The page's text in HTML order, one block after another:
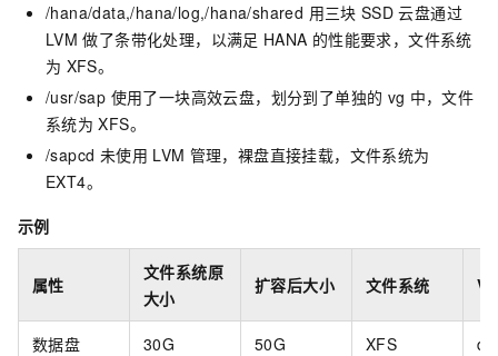
/hana/data,/hana/log,/hana/shared 用三块 SSD 云盘通过
LVM 做了条带化处理，以满足 HANA 的性能要求，文件系统
为 XFS。
/usr/sap 使用了一块高效云盘，划分到了单独的 vg 中，文件
系统为 XFS。
/sapcd 未使用 LVM 管理，裸盘直接挂载，文件系统为
EXT4。
示例
属性
文件系统原
大小
扩容后大小 文件系统 VG
数据盘 30G 50G XFS